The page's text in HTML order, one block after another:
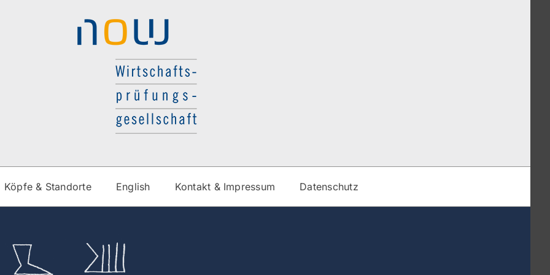
Köpfe & Standorte English Kontakt & Impressum Datenschutz